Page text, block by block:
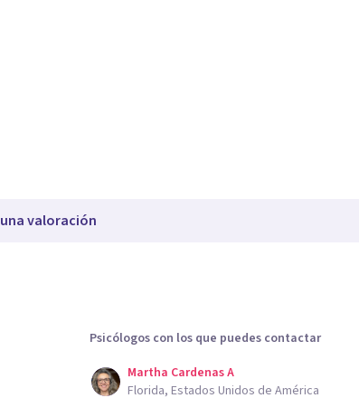
valoración
Psicólogos con los que puedes contactar
Martha Cardenas A
Florida, Estados Unidos de América